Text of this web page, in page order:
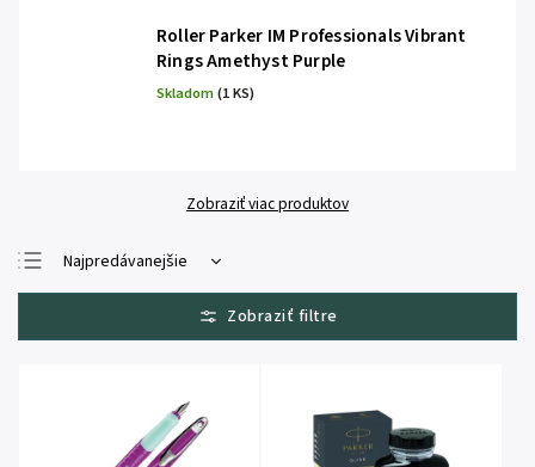
Roller Parker IM Professionals Vibrant
Rings Amethyst Purple
Skladom(1 KS)
Zobraziť viac produktov
Najpredávanejšie
Najlacnejšie
Najdrahšie